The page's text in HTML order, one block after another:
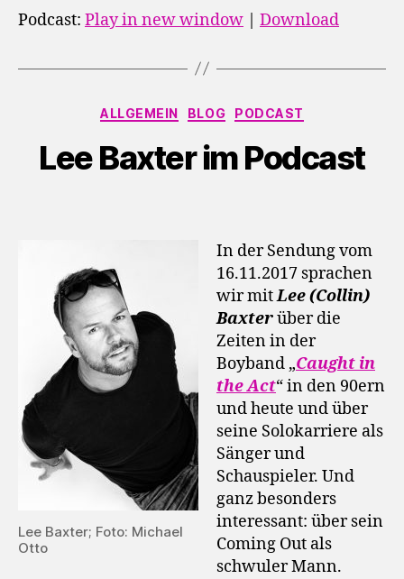
d
Podcast: Play in new window Download
Kategorien
ALLGEMEIN BLOG PODCAST
Lee Baxter im Podcast
Lee Baxter; Foto: Michael
Otto
In der Sendung vom
16.11.2017 sprachen
wir mitLee (Collin)
Baxterüber die
Zeiten in der
Boyband „Caught in
the Act“ in den 90ern
und heute und über
seine Solokarriere als
Sänger und
Schauspieler. Und
ganz besonders
interessant: über sein
Coming Out als
schwuler Mann.